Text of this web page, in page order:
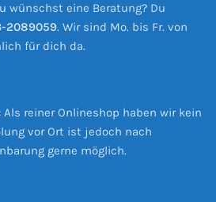
wünschst eine Beratung? Du
2089059. Wir sind Mo. bis Fr. von
für dich da.
: Als reiner Onlineshop haben wir kein
vor Ort ist jedoch nach
gerne möglich.